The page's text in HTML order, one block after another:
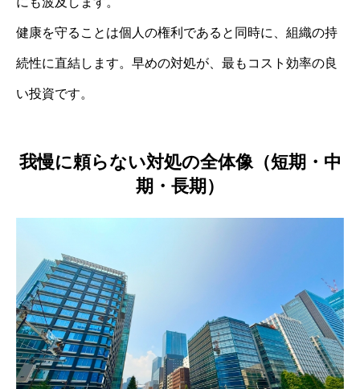
健康を守ることは個人の権利であると同時に、組織の持
続性に直結します。早めの対処が、最もコスト効率の良
い投資です。
我慢に頼らない対処の全体像（短期・中
期・長期）